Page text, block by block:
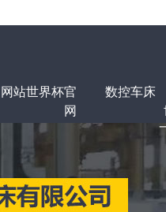
网站世界杯官
网
数控车床